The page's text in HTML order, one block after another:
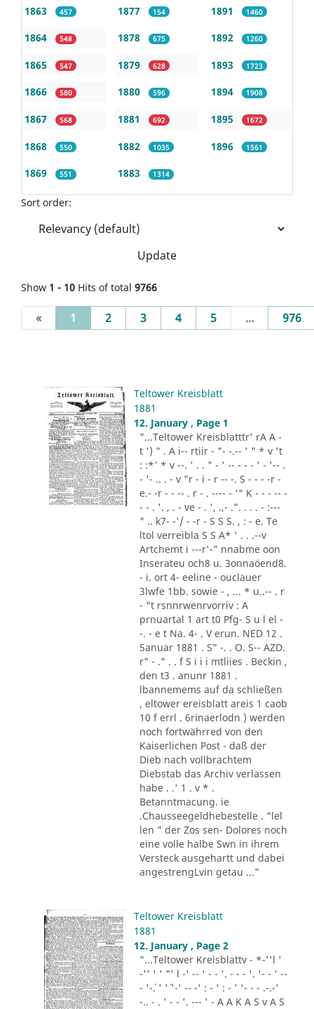
1863 457
1864 548
1865 547
1866 580
1867 568
1868 550
1869 551
1877 154
1878 675
1879 628
1880 596
1881 692
1882 1035
1883 1314
1891 1460
1892 1260
1893 1723
1894 1908
1895 1672
1896 1561
Sort order:
Update
Show 1 - 10 Hits of total 9766
« 1 (current)
2 3 4 5 ... 976
Teltower Kreisblatt
1881
12. January , Page 1
"...Teltower Kreisblatttr' rA A -
t ') " . A i-- rtiir - "- -.-- ' " * v 't
: :*' * v --. ' . . " - ' -- - - - ' - '-- .
- '- .. . - v "r - i - r -- -. S - - - -r -
e.- -r - - -- . r - . ---- - '" K - - - -- -
- - . '. , . - ve - . ', .,- .". . . . - :---
" .. k7- -'/ - -r - S S S. , : - e. Te
ltol verreibla S S A* ' . . .--v
Artchemt i ---r'-" nnabme oon
Inserateu och8 u. 3onnaöend8.
- i. ort 4- eeline - ouclauer
3lwfe 1bb. sowie - , ... * u..-- . r
- "t rsnnrwenrvorriv : A
prnuartal 1 art t0 Pfg- S u l el -
-. - e t Na. 4- . V erun. NED 12 .
5anuar 1881 . S" -. . O. S-- AZD.
r" - ." . . f S i i i mtliies . Beckin ,
den t3 . anunr 1881 .
lbannemems auf da schließen
, eltower ereisblatt areis 1 caob
10 f errl . 6rinaerlodn ) werden
noch fortwährred von den
Kaiserlichen Post - daß der
Dieb nach vollbrachtem
Diebstab das Archiv verlassen
habe . .' 1 . v * .
Betanntmacung. ie
.Chausseegeldhebestelle . "lel
len " der Zos sen- Dolores noch
eine volle halbe Swn in ihrem
Versteck ausgehartt und dabei
angestrengLvin getau ..."
Teltower Kreisblatt
1881
12. January , Page 2
"...Teltower Kreisblattv - *-''l '
-'' ' ' "' l -' -- ' - - '. - - - '. '- - ' --
- '-´. ' '´ '-' -- -' : - ' : - ' '- - - .-.-'
-.. - . ' - - '. --- ' - A A K A S v A S